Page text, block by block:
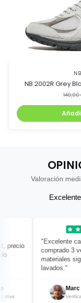
NB 2002R Grey
140,00
Valoración
Excelente
"Excelente
comprado 3
materiales
lavados."
Marc
Verificado